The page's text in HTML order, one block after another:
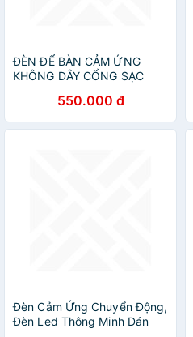
ĐÈN ĐỂ BÀN CẢM ỨNG
KHÔNG DÂY CỔNG SẠC
550.000 đ
Đèn Cảm Ứng Chuyển Động,
Đèn Led Thông Minh Dán